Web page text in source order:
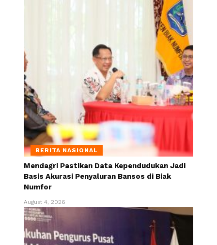
BERITA NASIONAL
Mendagri Pastikan Data Kependudukan Jadi
Basis Akurasi Penyaluran Bansos di Biak
Numfor
August 4, 2026